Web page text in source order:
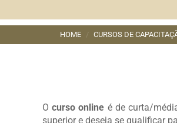
HOME CURSOS DE
Ocurso online é de curta/
superior e deseja se qualificar